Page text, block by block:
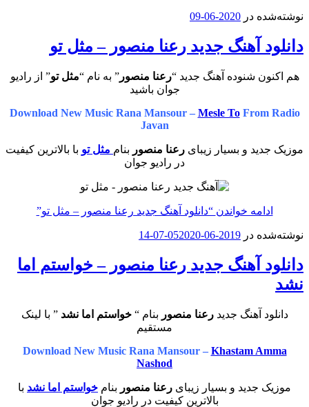
نوشته‌شده در 2020-06-09
دانلود آهنگ جدید رعنا منصور – مثل تو
هم اکنون شنوده آهنگ جدید “رعنا منصور” به نام “مثل تو” از رادیو
جوان باشید
Download New Music Rana Mansour – Mesle ToFrom Radio
Javan
موزیک جدید و بسیار زیبای رعنا منصور بنام مثل تو با بالاترین کیفیت
در رادیو جوان
ادامه خواندن “دانلود آهنگ جدید رعنا منصور – مثل تو”
نوشته‌شده در 2019-06-05
2020-07-14
دانلود آهنگ جدید رعنا منصور – خواستم اما
نشد
دانلود آهنگ جدید رعنا منصور بنام “ خواستم اما نشد” با لینک
مستقیم
Download New Music Rana Mansour – Khastam Amma
Nashod
موزیک جدید و بسیار زیبای رعنا منصور بنام خواستم اما نشد با
بالاترین کیفیت در رادیو جوان